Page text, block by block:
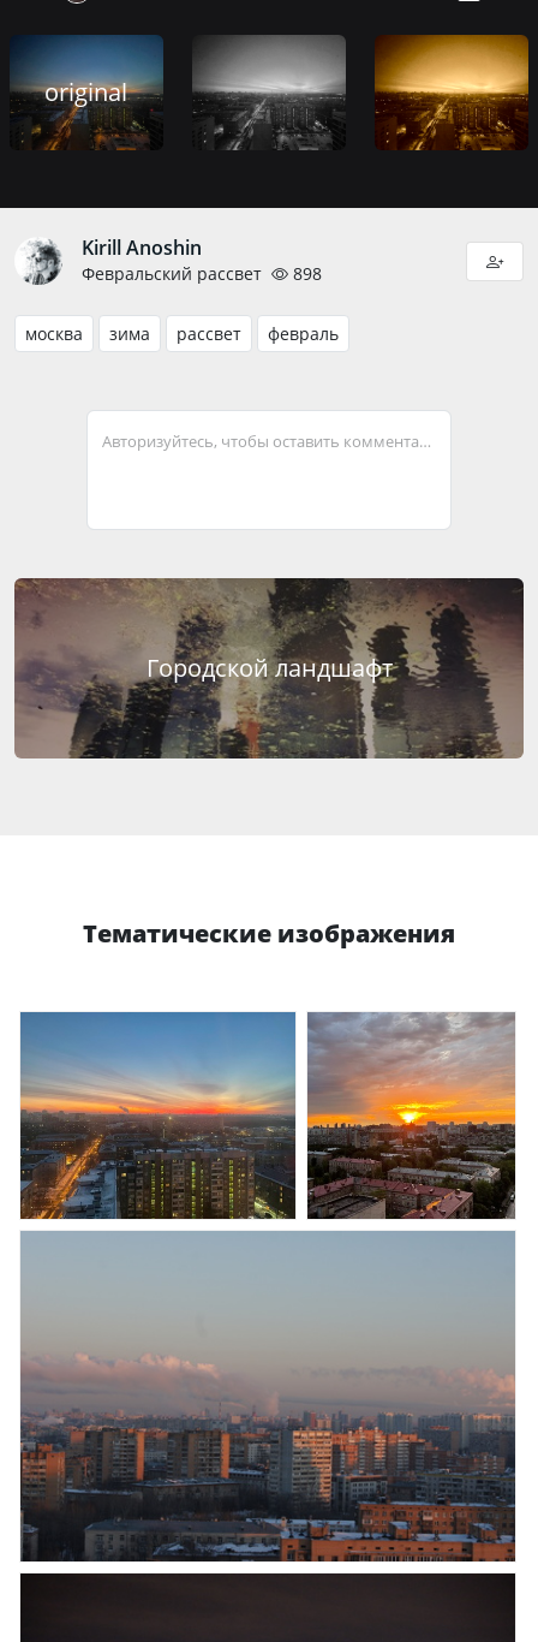
original
Kirill Anoshin
Февральский рассвет 898
москва зима рассвет февраль
Авторизуйтесь, чтобы оставить комментарий
Городской ландшафт
Тематические изображения